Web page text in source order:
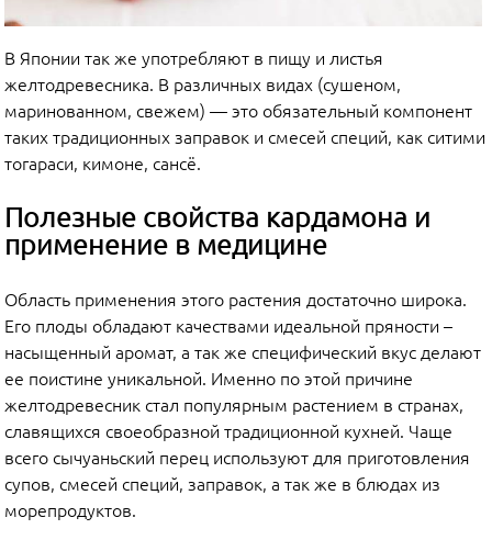
В Японии так же употребляют в пищу и листья
желтодревесника. В различных видах (сушеном,
маринованном, свежем) — это обязательный компонент
таких традиционных заправок и смесей специй, как ситими
тогараси, кимоне, сансё.
Полезные свойства кардамона и
применение в медицине
Область применения этого растения достаточно широка.
Его плоды обладают качествами идеальной пряности –
насыщенный аромат, а так же специфический вкус делают
ее поистине уникальной. Именно по этой причине
желтодревесник стал популярным растением в странах,
славящихся своеобразной традиционной кухней. Чаще
всего сычуаньский перец используют для приготовления
супов, смесей специй, заправок, а так же в блюдах из
морепродуктов.